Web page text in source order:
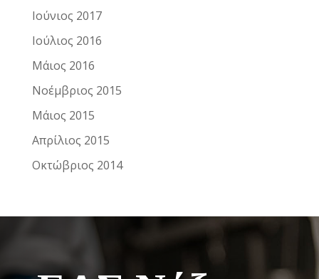
Ιούνιος 2017
Ιούλιος 2016
Μάιος 2016
Νοέμβριος 2015
Μάιος 2015
Απρίλιος 2015
Οκτώβριος 2014